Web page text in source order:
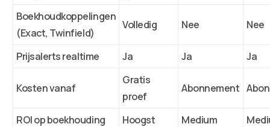
Boekhoudkoppelingen
(Exact, Twinfield)
Volledig Nee Nee
Prijsalerts realtime Ja Ja Ja
Kosten vanaf
Gratis
proef
Abonnement
ROI op boekhouding Hoogst Medium